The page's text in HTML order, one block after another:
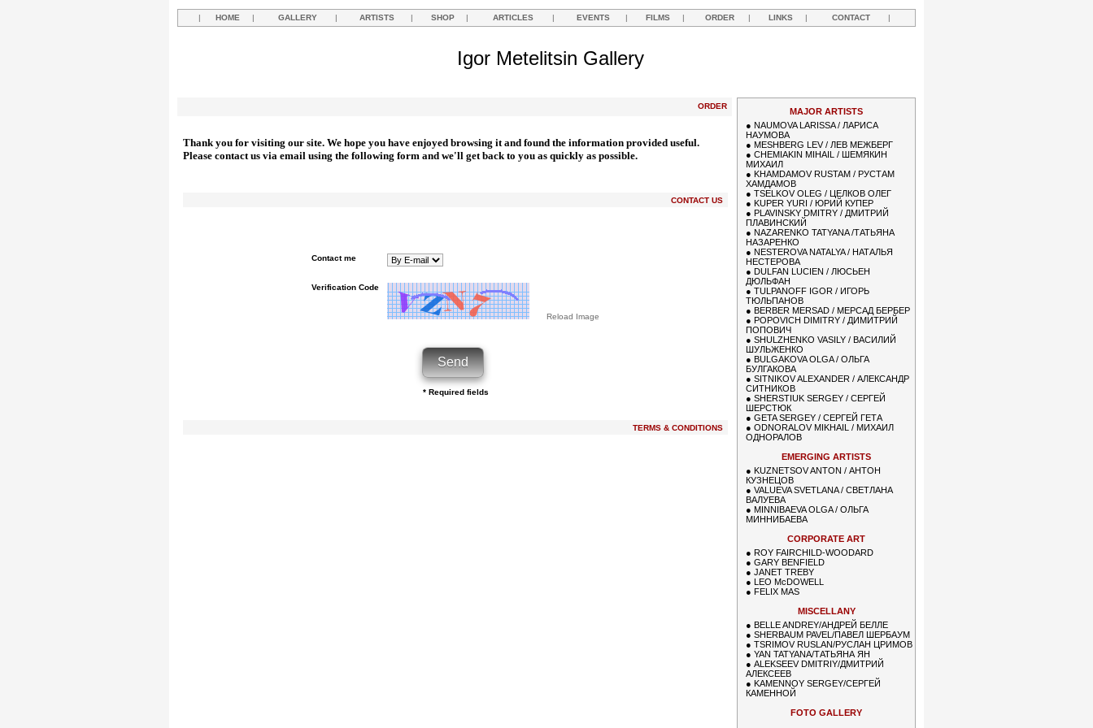
| HOME | GALLERY | ARTISTS | SHOP | ARTICLES | EVENTS | FILMS | ORDER | LINKS | CONTACT |
Igor Metelitsin Gallery
ORDER
Thank you for visiting our site. We hope you have enjoyed browsing it and found the information provided useful.
Please contact us via email using the following form and we'll get back to you as quickly as possible.
CONTACT US
Contact me
Verification Code
Reload Image
* Required fields
TERMS & CONDITIONS
MAJOR ARTISTS
● NAUMOVA LARISSA / ЛАРИСА
НАУМОВА
● MESHBERG LEV / ЛЕВ МЕЖБЕРГ
● CHEMIAKIN MIHAIL / ШЕМЯКИН
МИХАИЛ
● KHAMDAMOV RUSTAM / РУСТАМ
ХАМДАМОВ
● TSELKOV OLEG / ЦЕЛКОВ ОЛЕГ
● KUPER YURI / ЮРИЙ КУПЕР
● PLAVINSKY DMITRY / ДМИТРИЙ
ПЛАВИНСКИЙ
● NAZARENKO TATYANA /ТАТЬЯНА
НАЗАРЕНКО
● NESTEROVA NATALYA / НАТАЛЬЯ
НЕСТЕРОВА
● DULFAN LUCIEN / ЛЮСЬЕН
ДЮЛЬФАН
● TULPANOFF IGOR / ИГОРЬ
ТЮЛЬПАНОВ
● BERBER MERSAD / МЕРСАД БЕРБЕР
● POPOVICH DIMITRY / ДИМИТРИЙ
ПОПОВИЧ
● SHULZHENKO VASILY / ВАСИЛИЙ
ШУЛЬЖЕНКО
● BULGAKOVA OLGA / ОЛЬГА
БУЛГАКОВА
● SITNIKOV ALEXANDER / АЛЕКСАНДР
СИТНИКОВ
● SHERSTIUK SERGEY / СЕРГЕЙ
ШЕРСТЮК
● GETA SERGEY / СЕРГЕЙ ГЕТА
● ODNORALOV MIKHAIL / МИХАИЛ
ОДНОРАЛОВ
EMERGING ARTISTS
● KUZNETSOV ANTON / АНТОН
КУЗНЕЦОВ
● VALUEVA SVETLANA / СВЕТЛАНА
ВАЛУЕВА
● MINNIBAEVA OLGA / ОЛЬГА
МИННИБАЕВА
CORPORATE ART
● ROY FAIRCHILD-WOODARD
● GARY BENFIELD
● JANET TREBY
● LEO McDOWELL
● FELIX MAS
MISCELLANY
● BELLE ANDREY/АНДРЕЙ БЕЛЛЕ
● SHERBAUM PAVEL/ПАВЕЛ ШЕРБАУМ
● TSRIMOV RUSLAN/РУСЛАН ЦРИМОВ
● YAN TATYANA/ТАТЬЯНА ЯН
● ALEKSEEV DMITRIY/ДМИТРИЙ
АЛЕКСЕЕВ
● KAMENNOY SERGEY/СЕРГЕЙ
КАМЕННОЙ
FOTO GALLERY